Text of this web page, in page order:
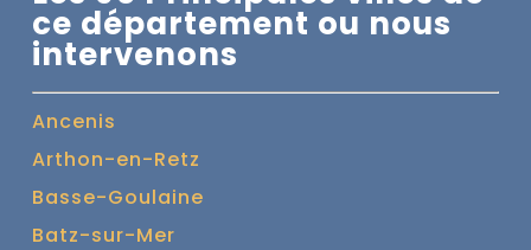
ce département ou nous
intervenons
Ancenis
Arthon-en-Retz
Basse-Goulaine
Batz-sur-Mer